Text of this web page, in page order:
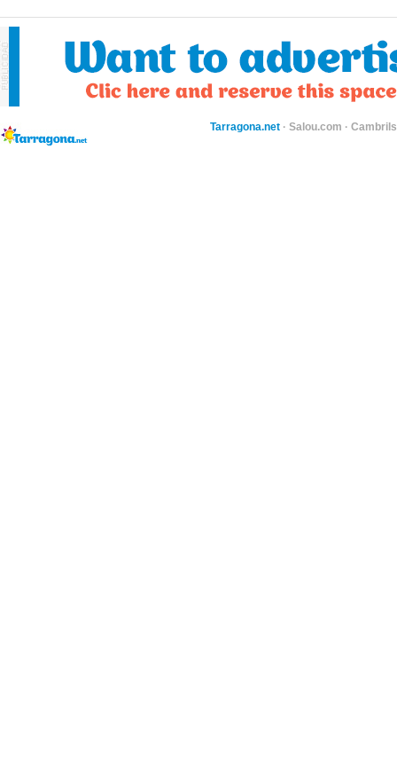
Tarragona.net · Salou.com ·